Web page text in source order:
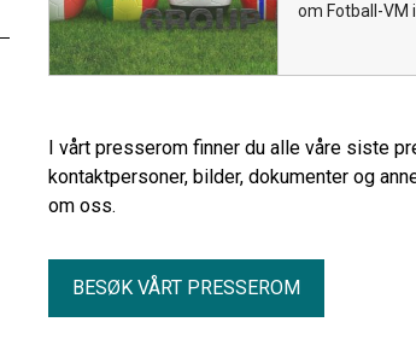
om Fotball-VM i
I vårt presserom finner du alle våre siste
kontaktpersoner, bilder, dokumenter og
om oss.
BESØK VÅRT PRESSEROM